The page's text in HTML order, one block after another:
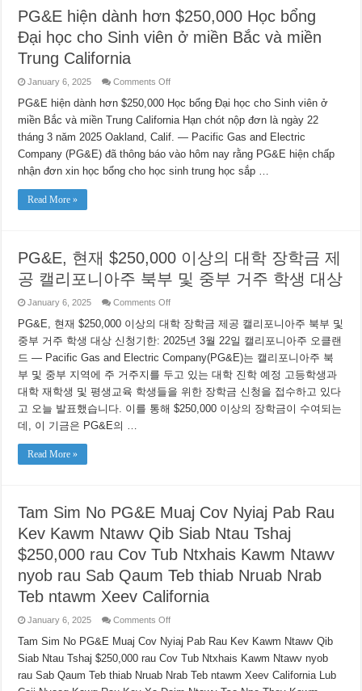
ਲਈ
ਉਪਲਬਧ
ਹਨ
PG&E hiện dành hơn $250,000 Học bổng
Đại học cho Sinh viên ở miền Bắc và miền
Trung California
January 6, 2025 Comments Offon
hiện
dành
hơn
Học
bổng
Đại
học
cho
Trung
California
PG&E hiện dành hơn $250,000 Học bổng Đại học cho Sinh viên ở
miền Bắc và miền Trung California Hạn chót nộp đơn là ngày 22
tháng 3 năm 2025 Oakland, Calif. — Pacific Gas and Electric
Company (PG&E) đã thông báo vào hôm nay rằng PG&E hiện chấp
nhận đơn xin học bổng cho học sinh trung học sắp …
Read More »
PG&E, 현재 $250,000 이상의 대학 장학금 제
공 캘리포니아주 북부 및 중부 거주 학생 대상
January 6, 2025 Comments Offon
현
$250,000
이
의
대
학
장
니
주
북
부
및
부
주
생
대
상
PG&E, 현재 $250,000 이상의 대학 장학금 제공 캘리포니아주 북부 및
중부 거주 학생 대상 신청기한: 2025년 3월 22일 캘리포니아주 오클랜
드 — Pacific Gas and Electric Company(PG&E)는 캘리포니아주 북
부 및 중부 지역에 주 거주지를 두고 있는 대학 진학 예정 고등학생과
대학 재학생 및 평생교육 학생들을 위한 장학금 신청을 접수하고 있다
고 오늘 발표했습니다. 이를 통해 $250,000 이상의 장학금이 수여되는
데, 이 기금은 PG&E의 …
Read More »
Tam Sim No PG&E Muaj Cov Nyiaj Pab Rau
Kev Kawm Ntawv Qib Siab Ntau Tshaj
$250,000 rau Cov Tub Ntxhais Kawm Ntawv
nyob rau Sab Qaum Teb thiab Nruab Nrab
Teb ntawm Xeev California
January 6, 2025 Comments Offon
Sim
No
PG&E
Cov
Nyiaj
Tam Sim No PG&E Muaj Cov Nyiaj Pab Rau Kev Kawm Ntawv Qib
Siab Ntau Tshaj $250,000 rau Cov Tub Ntxhais Kawm Ntawv nyob
rau Sab Qaum Teb thiab Nruab Nrab Teb ntawm Xeev California Lub